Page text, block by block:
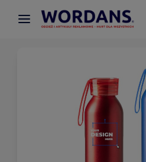
× Aplikacja Wordans
Lepsze ceny w aplikacji!